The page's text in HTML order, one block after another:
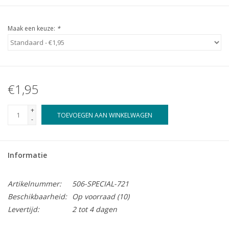
Maak een keuze: *
€1,95
+
-
TOEVOEGEN AAN WINKELWAGEN
Informatie
Artikelnummer:
506-SPECIAL-721
Beschikbaarheid:
Op voorraad(10)
Levertijd:
2 tot 4 dagen